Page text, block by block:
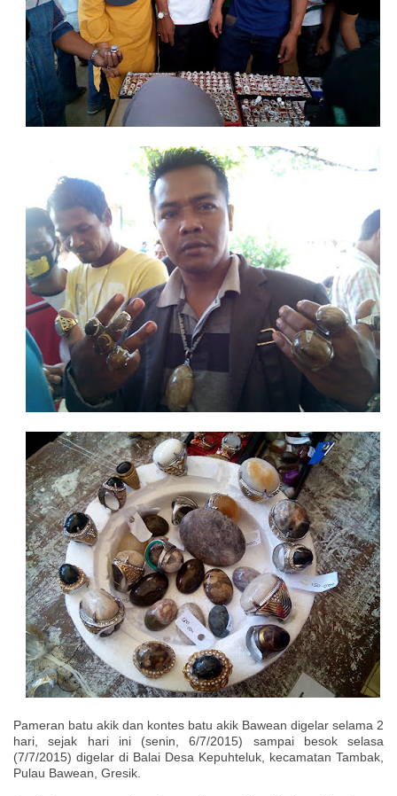
Pameran batu akik dan kontes batu akik Bawean digelar selama 2
hari, sejak hari ini (senin, 6/7/2015) sampai besok selasa
(7/7/2015) digelar di Balai Desa Kepuhteluk, kecamatan Tambak,
Pulau Bawean, Gresik.